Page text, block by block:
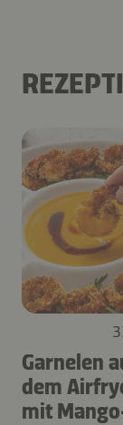
Garnelen
dem
mit